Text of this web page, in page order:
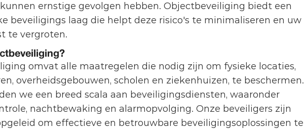
ernstige gevolgen hebben. Objectbeveiliging biedt een
beveiligings laag die helpt deze risico's te minimaliseren en uw
te vergroten.
omvat alle maatregelen die nodig zijn om fysieke locaties,
overheidsgebouwen, scholen en ziekenhuizen, te beschermen.
we een breed scala aan beveiligingsdiensten, waaronder
nachtbewaking en alarmopvolging. Onze beveiligers zijn
om effectieve en betrouwbare beveiligingsoplossingen te